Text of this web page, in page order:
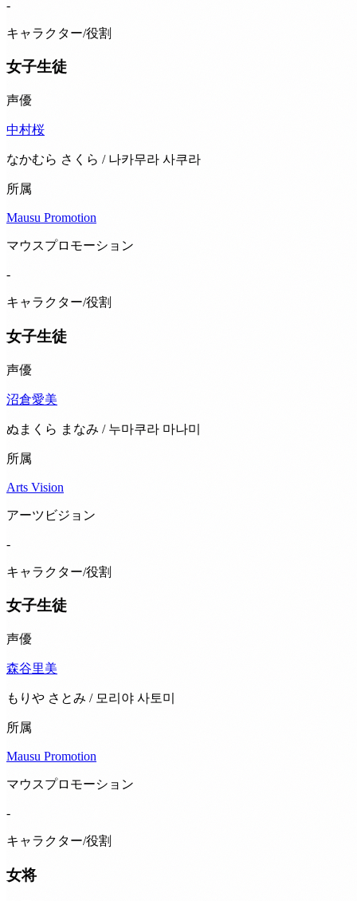
-
キャラクター/役割
女子生徒
声優
中村桜
なかむら さくら / 나카무라 사쿠라
所属
Mausu Promotion
マウスプロモーション
-
キャラクター/役割
女子生徒
声優
沼倉愛美
ぬまくら まなみ / 누마쿠라 마나미
所属
Arts Vision
アーツビジョン
-
キャラクター/役割
女子生徒
声優
森谷里美
もりや さとみ / 모리야 사토미
所属
Mausu Promotion
マウスプロモーション
-
キャラクター/役割
女将